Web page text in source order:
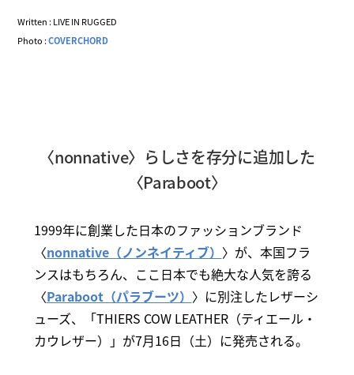
Written : LIVE IN RUGGED
Photo :COVERCHORD
〈nonnative〉らしさを存分に追加した
〈Paraboot〉
1999年に創業した日本のファッションブランド
〈nonnative（ノンネイティブ） 〉が、本国フラ
ンスはもちろん、ここ日本でも絶大な人気を誇る
〈Paraboot（パラブーツ） 〉に別注したレザーシ
ューズ、「THIERS COW LEATHER（ティエール・
カウレザー）」が7月16日（土）に発売される。